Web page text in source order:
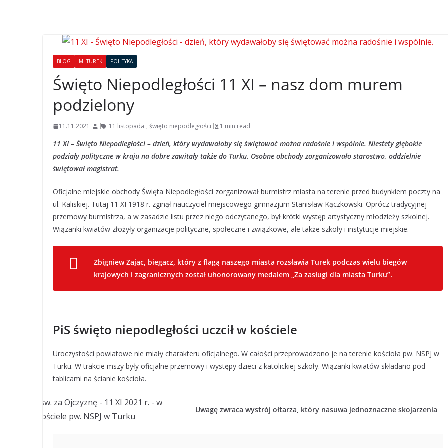
BLOG M. TUREK POLITYKA
Święto Niepodległości 11 XI – nasz dom murem
podzielony
11.11.2021 11 listopada , święto niepodległości 1 min read
11 XI – Święto Niepodległości – dzień, który wydawałoby się świętować można radośnie i wspólnie. Niestety głębokie
podziały polityczne w kraju na dobre zawitały także do Turku. Osobne obchody zorganizowało starostwo, oddzielnie
świętował magistrat.
Oficjalne miejskie obchody Święta Niepodległości zorganizował burmistrz miasta na terenie przed budynkiem poczty na
ul. Kaliskiej. Tutaj 11 XI 1918 r. zginął nauczyciel miejscowego gimnazjum Stanisław Kączkowski. Oprócz tradycyjnej
przemowy burmistrza, a w zasadzie listu przez niego odczytanego, był krótki występ artystyczny młodzieży szkolnej.
Wiązanki kwiatów złożyły organizacje polityczne, społeczne i związkowe, ale także szkoły i instytucje miejskie.
Zbigniew Zając, biegacz, który z flagą naszego miasta rozsławia Turek podczas wielu biegów
krajowych i zagranicznych został uhonorowany medalem „Za zasługi dla miasta Turku”.
PiS święto niepodległości uczcił w kościele
Uroczystości powiatowe nie miały charakteru oficjalnego. W całości przeprowadzono je na terenie kościoła pw. NSPJ w
Turku. W trakcie mszy były oficjalne przemowy i występy dzieci z katolickiej szkoły. Wiązanki kwiatów składano pod
tablicami na ścianie kościoła.
Uwagę zwraca wystrój ołtarza, który nasuwa jednoznaczne skojarzenia